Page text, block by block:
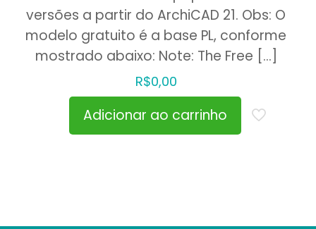
versões a partir do ArchiCAD 21. Obs: O
modelo gratuito é a base PL, conforme
mostrado abaixo: Note: The Free […]
R$0,00
Adicionar ao carrinho